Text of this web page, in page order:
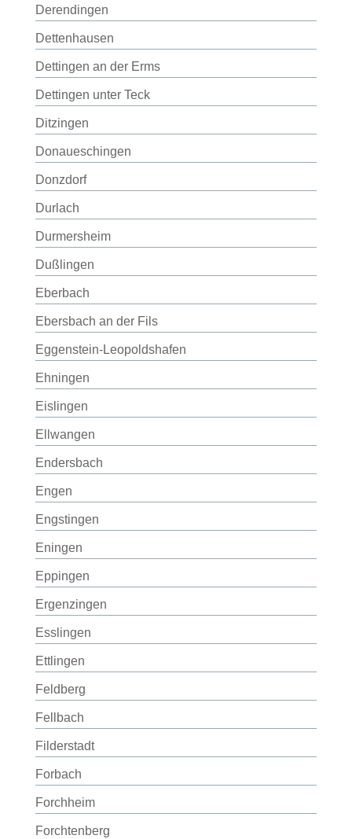
Derendingen
Dettenhausen
Dettingen an der Erms
Dettingen unter Teck
Ditzingen
Donaueschingen
Donzdorf
Durlach
Durmersheim
Dußlingen
Eberbach
Ebersbach an der Fils
Eggenstein-Leopoldshafen
Ehningen
Eislingen
Ellwangen
Endersbach
Engen
Engstingen
Eningen
Eppingen
Ergenzingen
Esslingen
Ettlingen
Feldberg
Fellbach
Filderstadt
Forbach
Forchheim
Forchtenberg